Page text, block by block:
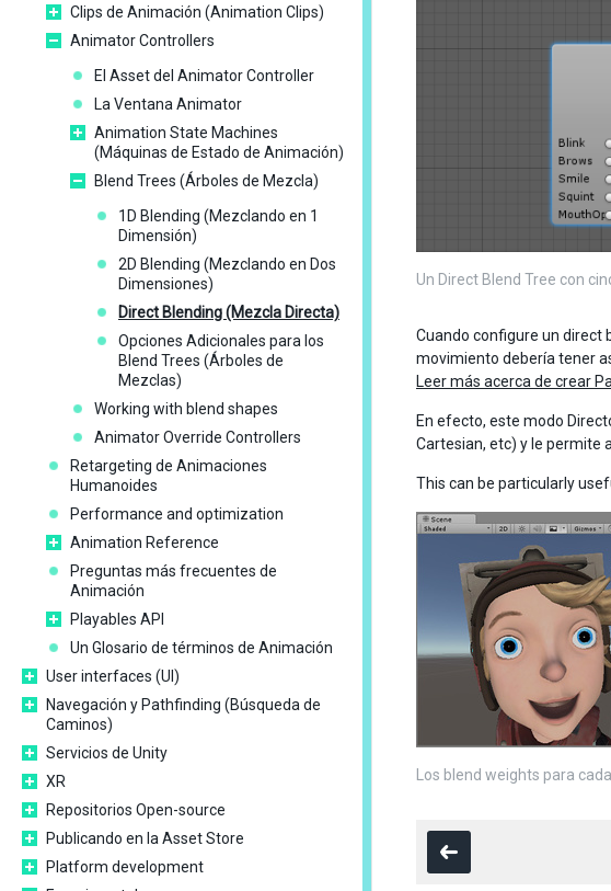
Clips de Animación (Animation Clips)
Animator Controllers
El Asset del Animator Controller
La Ventana Animator
Animation State Machines
(Máquinas de Estado de Animación)
Blend Trees (Árboles de Mezcla)
1D Blending (Mezclando en 1
Dimensión)
2D Blending (Mezclando en Dos
Dimensiones)
Direct Blending (Mezcla Directa)
Opciones Adicionales para los
Blend Trees (Árboles de
Mezclas)
Working with blend shapes
Animator Override Controllers
Retargeting de Animaciones
Humanoides
Performance and optimization
Animation Reference
Preguntas más frecuentes de
Animación
Playables API
Un Glosario de términos de Animación
User interfaces (UI)
Navegación y Pathfinding (Búsqueda de
Caminos)
Servicios de Unity
XR
Repositorios Open-source
Publicando en la Asset Store
Platform development
Un Direct Blend Tree con
Cuando configure un direct
movimiento debería tener
Leer más acerca de crear
En efecto, este modo
Cartesian, etc) y le permite
This can be particularly
Los blend weights para